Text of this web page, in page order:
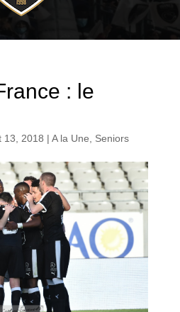
: le
13, 2018 | A la Une, Seniors